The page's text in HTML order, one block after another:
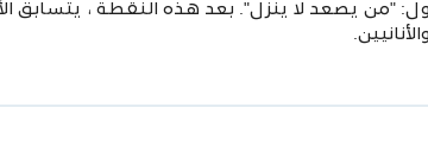
"من يصعد لا ينزل". بعد هذه النقطة ، يتسابق